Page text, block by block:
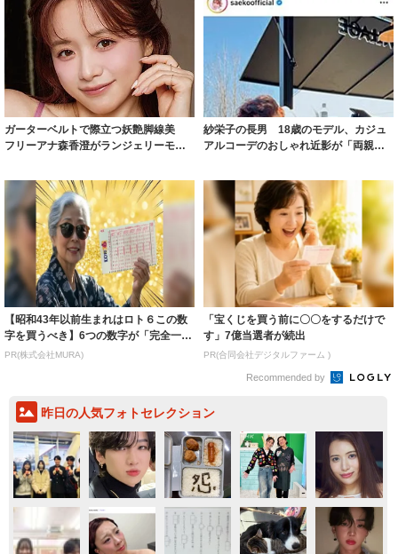
ガーターベルトで際立つ妖艶脚線美
フリーアナ森香澄がランジェリーモデ
紗栄子の長男 18歳のモデル、カジュ
アルコーデのおしゃれ近影が「両親の
【昭和43年以前生まれはロト６この数
字を買うべき】6つの数字が「完全一
致」する方...
PR(株式会社MURA)
「宝くじを買う前に〇〇をするだけで
す」7億当選者が続出
PR(合同会社デジタルファーム )
Recommended by
昨日の人気フォトセレクション